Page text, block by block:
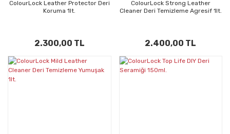
ColourLock Leather Protector Deri
Koruma 1lt.
2.300,00 TL
ColourLock Strong Leather
Cleaner Deri Temizleme Agresif 1lt.
2.400,00 TL